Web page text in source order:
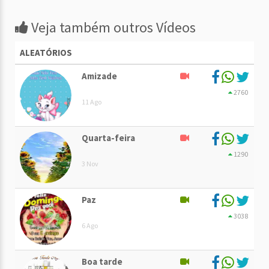
Veja também outros Vídeos
ALEATÓRIOS
Amizade
11 Ago
2760
Quarta-feira
3 Nov
1290
Paz
6 Ago
3038
Boa tarde